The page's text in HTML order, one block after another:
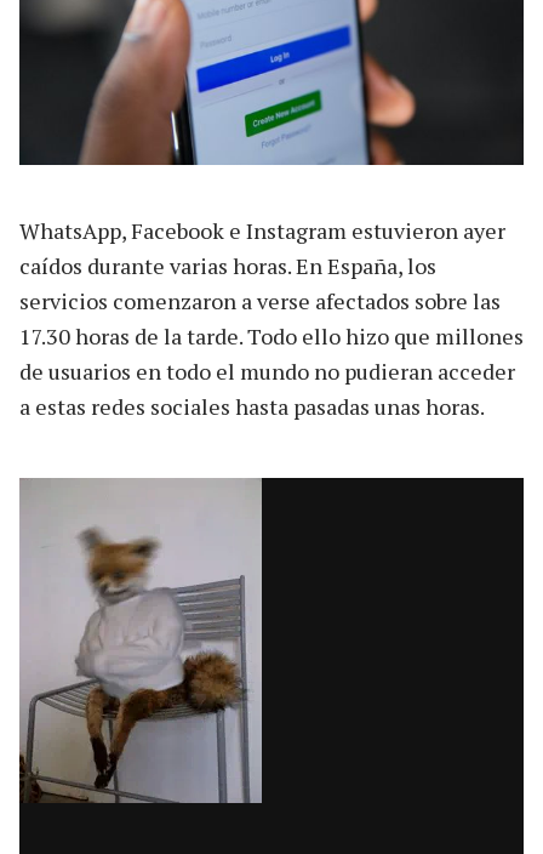
WhatsApp, Facebook e Instagram estuvieron ayer
caídos durante varias horas. En España, los
servicios comenzaron a verse afectados sobre las
17.30 horas de la tarde. Todo ello hizo que millones
de usuarios en todo el mundo no pudieran acceder
a estas redes sociales hasta pasadas unas horas.